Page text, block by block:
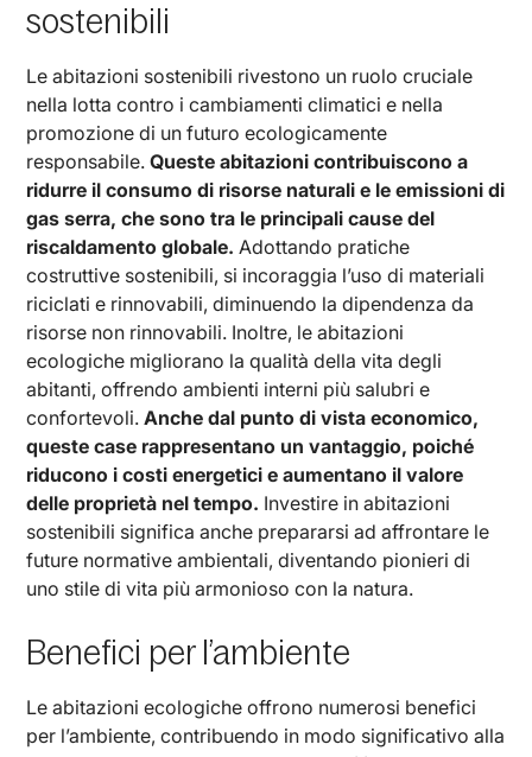
sostenibili
Le abitazioni sostenibili rivestono un ruolo cruciale
nella lotta contro i cambiamenti climatici e nella
promozione di un futuro ecologicamente
responsabile.Queste abitazioni contribuiscono a
ridurre il consumo di risorse naturali e le emissioni di
gas serra, che sono tra le principali cause del
riscaldamento globale.Adottando pratiche
costruttive sostenibili, si incoraggia l’uso di materiali
riciclati e rinnovabili, diminuendo la dipendenza da
risorse non rinnovabili. Inoltre, le abitazioni
ecologiche migliorano la qualità della vita degli
abitanti, offrendo ambienti interni più salubri e
confortevoli.Anche dal punto di vista economico,
queste case rappresentano un vantaggio, poiché
riducono i costi energetici e aumentano il valore
delle proprietà nel tempo. Investire in abitazioni
sostenibili significa anche prepararsi ad affrontare le
future normative ambientali, diventando pionieri di
uno stile di vita più armonioso con la natura.
Benefici per l’ambiente
Le abitazioni ecologiche offrono numerosi benefici
per l’ambiente, contribuendo in modo significativo alla